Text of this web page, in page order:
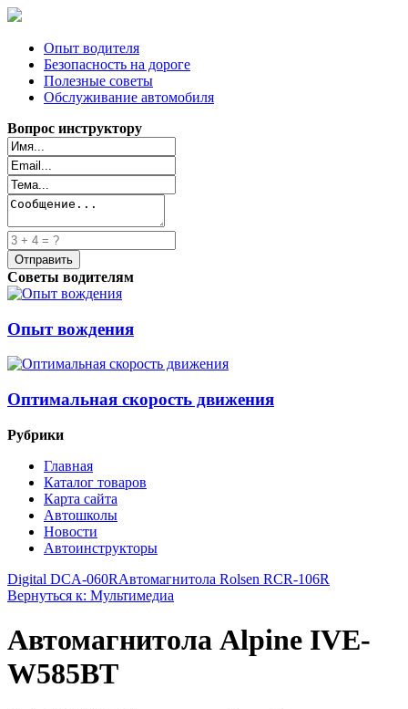
Опыт водителя
Безопасность на дороге
Полезные советы
Обслуживание автомобиля
Вопрос инструктору
Советы водителям
Опыт вождения
Оптимальная скорость движения
Рубрики
Главная
Каталог товаров
Карта сайта
Автошколы
Новости
Автоинструкторы
Digital DCA-060RАвтомагнитола Rolsen RCR-106R
Вернуться к: Мультимедиа
Автомагнитола Alpine IVE-
W585BT